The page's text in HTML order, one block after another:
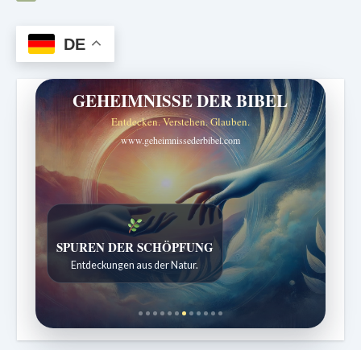
DE
GEHEIMNISSE DER BIBEL
Entdecken. Verstehen. Glauben.
www.geheimnissederbibel.com
SPUREN DER SCHÖPFUNG
Entdeckungen aus der Natur.
DIE STILLE INTELLIGENZ DES KÖRPERS
Ordnung bringt Leben zurück.